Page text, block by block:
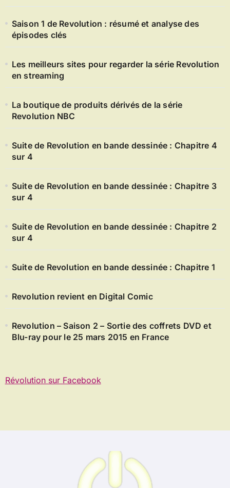
Saison 1 de Revolution : résumé et analyse des
épisodes clés
Les meilleurs sites pour regarder la série Revolution
en streaming
La boutique de produits dérivés de la série
Revolution NBC
Suite de Revolution en bande dessinée : Chapitre 4
sur 4
Suite de Revolution en bande dessinée : Chapitre 3
sur 4
Suite de Revolution en bande dessinée : Chapitre 2
sur 4
Suite de Revolution en bande dessinée : Chapitre 1
Revolution revient en Digital Comic
Revolution – Saison 2 – Sortie des coffrets DVD et
Blu-ray pour le 25 mars 2015 en France
Révolution sur Facebook